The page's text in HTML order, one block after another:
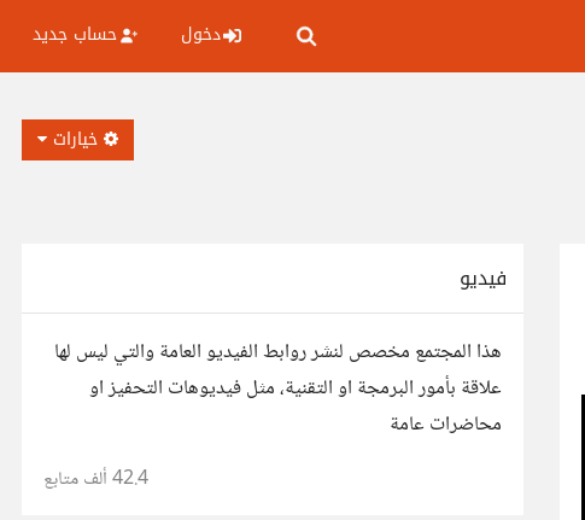
دخول حساب جديد
خيارات
فيديو
هذا المجتمع مخصص لنشر روابط الفيديو العامة والتي ليس لها
علاقة بأمور البرمجة او التقنية، مثل فيديوهات التحفيز او
محاضرات عامة
42.4 ألف متابع